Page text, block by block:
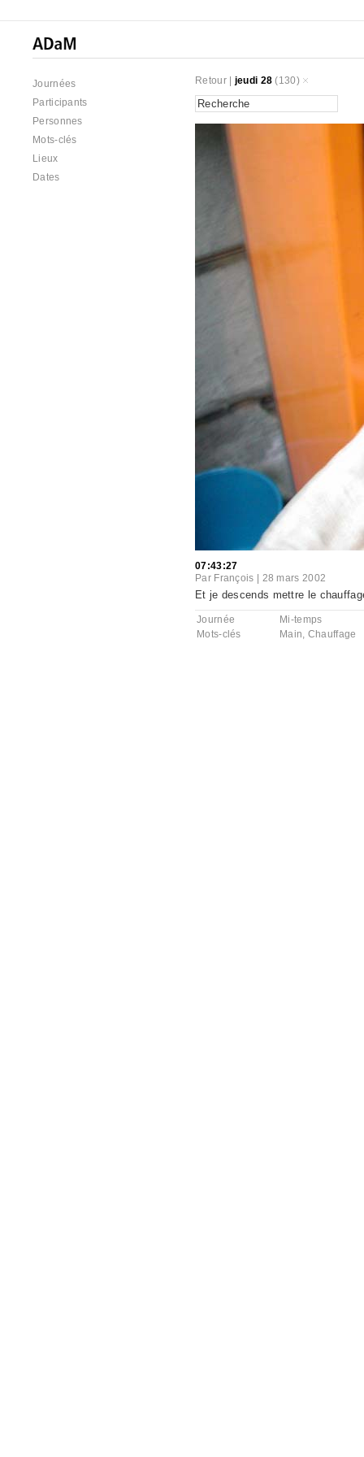
Journées
Participants
Personnes
Mots-clés
Lieux
Dates
Retour| jeudi 28 (130)
07:43:27
Par François 28 mars 2002
Et je descends mettre le
Journée
Mi-temps
Mots-clés
Main, Chauffage